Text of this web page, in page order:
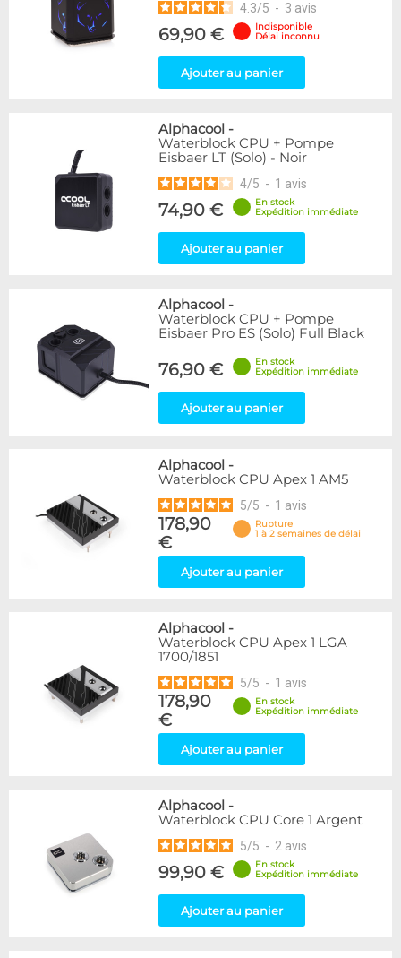
4.3/5 - 3 avis
69,90 €
Indisponible
Délai inconnu
Ajouter au panier
Alphacool -
Waterblock CPU + Pompe
Eisbaer LT (Solo) - Noir
4/5 - 1 avis
74,90 €
En stock
Expédition immédiate
Ajouter au panier
Alphacool -
Waterblock CPU + Pompe
Eisbaer Pro ES (Solo) Full Black
76,90 €
En stock
Expédition immédiate
Ajouter au panier
Alphacool -
Waterblock CPU Apex 1 AM5
5/5 - 1 avis
178,90
€
Rupture
1 à 2 semaines de délai
Ajouter au panier
Alphacool -
Waterblock CPU Apex 1 LGA
1700/1851
5/5 - 1 avis
178,90
€
En stock
Expédition immédiate
Ajouter au panier
Alphacool -
Waterblock CPU Core 1 Argent
5/5 - 2 avis
99,90 €
En stock
Expédition immédiate
Ajouter au panier